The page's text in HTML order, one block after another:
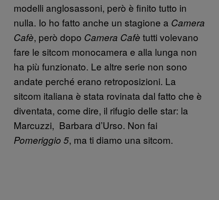
modelli anglosassoni, però è finito tutto in
nulla. Io ho fatto anche un stagione a Camera
Cafè, però dopo Camera Cafè tutti volevano
fare le sitcom monocamera e alla lunga non
ha più funzionato. Le altre serie non sono
andate perché erano retroposizioni. La
sitcom italiana è stata rovinata dal fatto che è
diventata, come dire, il rifugio delle star: la
Marcuzzi, Barbara d’Urso. Non fai
Pomeriggio 5, ma ti diamo una sitcom.